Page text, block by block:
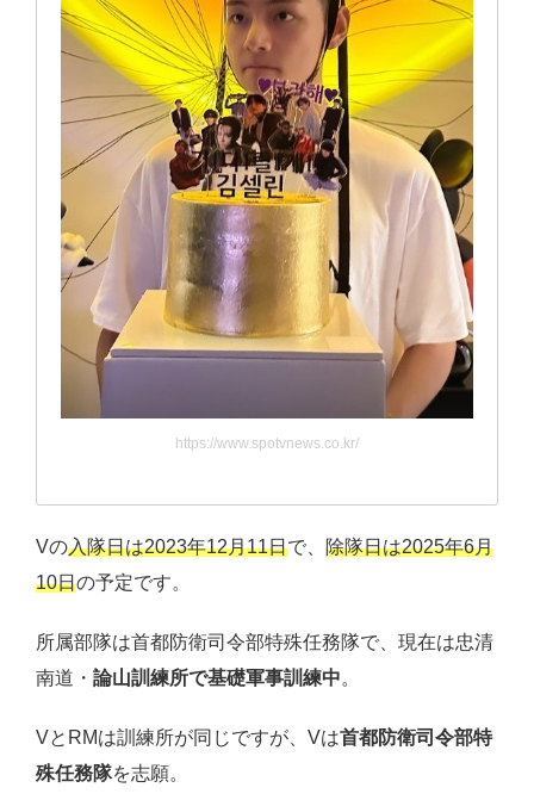
https://www.spotvnews.co.kr/
Vの入隊日は2023年12月11日で、 除隊日は2025年6月
10日の予定です。
所属部隊は首都防衛司令部特殊任務隊で、現在は忠清
南道・ 論山訓練所で基礎軍事訓練中。
VとRMは訓練所が同じですが、Vは首都防衛司令部特
殊任務隊を志願。